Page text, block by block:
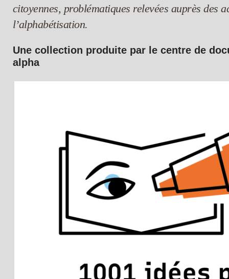
citoyennes, problématiques relevées auprès des
l’alphabétisation.
Une collection produite par le centre de
alpha